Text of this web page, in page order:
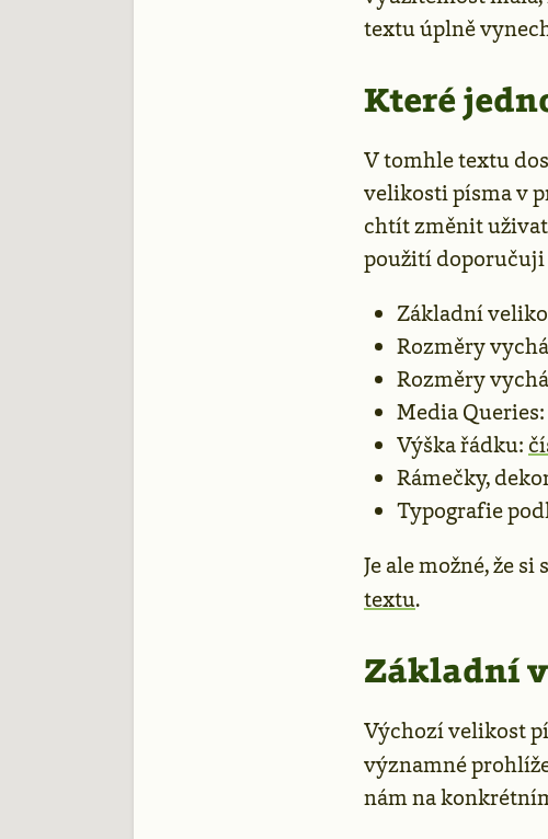
textu úplně
Které
V tomhle textu
velikosti písma v
chtít změnit
použití
Základní
Rozměry
Rozměry
Media Queries:
Výška řádku:
Rámečky,
Typografie
Je ale možné, že
textu.
Základní
Výchozí velikost
významné
nám na